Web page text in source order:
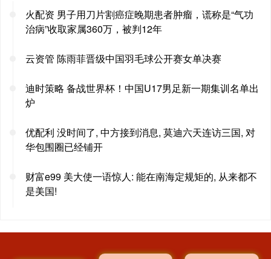
火配资 男子用刀片割癌症晚期患者肿瘤，谎称是“气功
治病”收取家属360万，被判12年
云资管 陈雨菲晋级中国羽毛球公开赛女单决赛
迪时策略 备战世界杯！中国U17男足新一期集训名单出
炉
优配利 没时间了, 中方接到消息, 莫迪六天连访三国, 对
华包围圈已经铺开
财富e99 美大使一语惊人: 能在南海定规矩的, 从来都不
是美国!